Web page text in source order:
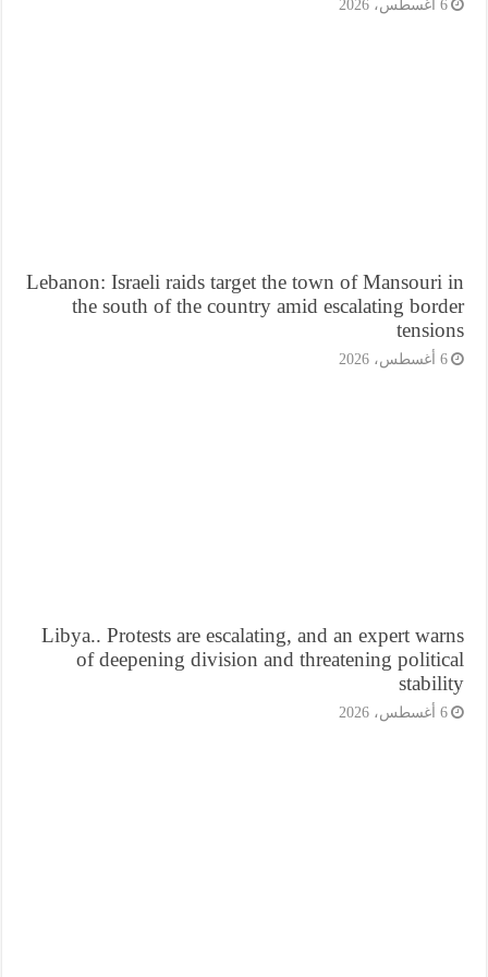
Lebanon: Israeli raids target the town of
the south of the country amid escalating
Libya.. Protests are escalating, and an expert
of deepening division and threatening